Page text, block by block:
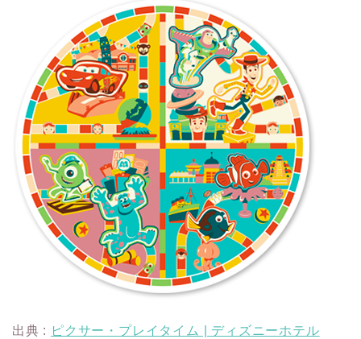
出典 : ピクサー・プレイタイム | ディズニーホテル